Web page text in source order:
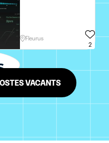
Fleurus
2
VACANTS